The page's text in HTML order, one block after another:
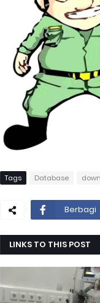
Tags Database
Berbagi
LINKS TO THIS POST